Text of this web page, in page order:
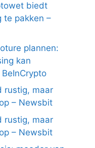
biedt
te pakken –
plannen:
kan
rustig, maar
– Newsbit
rustig, maar
– Newsbit